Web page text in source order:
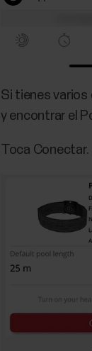
Si tienes varios
y encontrar el
Toca Conectar.